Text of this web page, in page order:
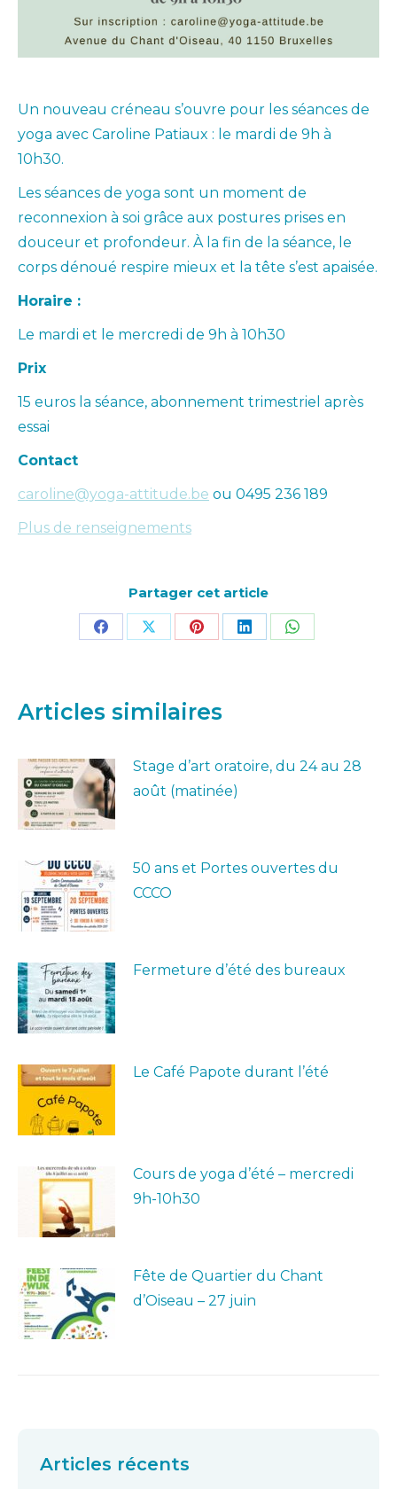
Un nouveau créneau s’ouvre pour les séances de
yoga avec Caroline Patiaux : le mardi de 9h à
10h30.
Les séances de yoga sont un moment de
reconnexion à soi grâce aux postures prises en
douceur et profondeur. À la fin de la séance, le
corps dénoué respire mieux et la tête s’est apaisée.
Horaire :
Le mardi et le mercredi de 9h à 10h30
Prix
15 euros la séance, abonnement trimestriel après
essai
Contact
caroline@yoga-attitude.be ou 0495 236 189
Plus de renseignements
Partager cet article
PartagerPartagerPartagerPartagerPartager
Articles similaires
Stage d’art oratoire, du 24 au 28
août (matinée)
50 ans et Portes ouvertes du
CCCO
Fermeture d’été des bureaux
Le Café Papote durant l’été
Cours de yoga d’été – mercredi
9h-10h30
Fête de Quartier du Chant
d’Oiseau – 27 juin
Articles récents